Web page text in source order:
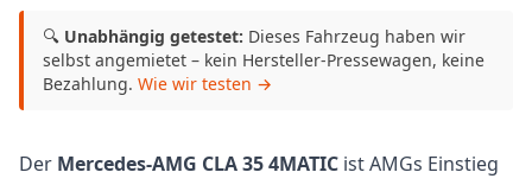
🔍 Unabhängig getestet: Dieses Fahrzeug haben wir
selbst angemietet – kein Hersteller-Pressewagen, keine
Bezahlung. Wie wir testen →
Der Mercedes-AMG CLA 35 4MATIC ist AMGs Einstieg